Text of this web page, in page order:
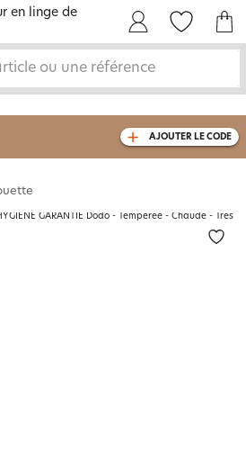
ou une référence
2 articles
d'achat
AJOUTER LE CODE